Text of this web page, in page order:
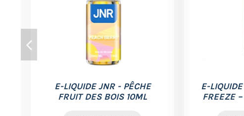
E-LIQUIDE JNR - PÊCHE
FRUIT DES BOIS 10ML
E-
FREEZE